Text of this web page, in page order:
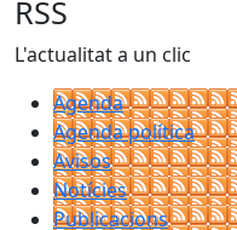
RSS
L'actualitat a un clic
Agenda
Agenda política
Avisos
Notícies
Publicacions